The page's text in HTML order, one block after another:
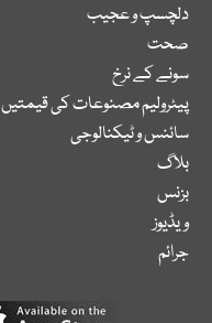
دلچسپ و عجیب
صحت
سونے کے نرخ
پیٹرولیم مصنوعات کی قیمتیں
سائنس و ٹیکنالوجی
بلاگ
بزنس
ویڈیوز
جرائم